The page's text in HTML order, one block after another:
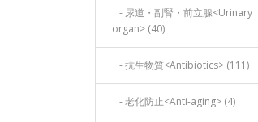
- 尿道・副腎・前立腺<Urinary
organ> (40)
- 抗生物質<Antibiotics> (111)
- 老化防止<Anti-aging> (4)